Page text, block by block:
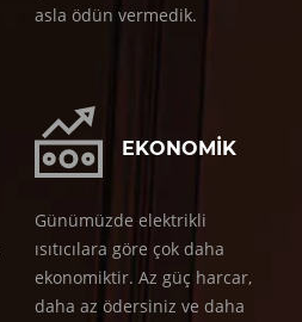
asla ödün vermedik.
EKONOMİK
Günümüzde elektrikli
ısıtıcılara göre çok daha
ekonomiktir. Az güç harcar,
daha az ödersiniz ve daha